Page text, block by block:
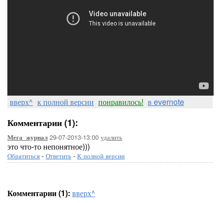
вверх^ к полной версии понравилось! в evernote
Комментарии (1):
Мега_журнал 29-07-2013-13:00 удалить
это что-то непонятное)))
Обратиться - Ответить - К полной версии
Комментарии (1): вверх^